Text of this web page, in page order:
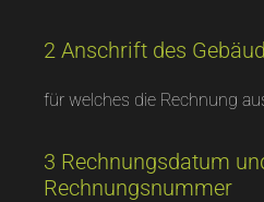
2 Anschrift des
für welches die Rechnung
3 Rechnungsdatum
Rechnungsnummer